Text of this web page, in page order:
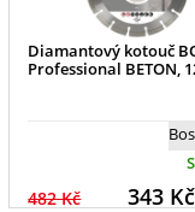
Diamantový kotouč
Professional BETON,
482 Kč 343Kč